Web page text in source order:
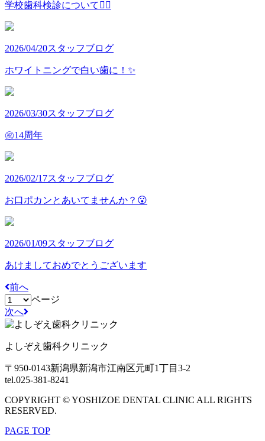
学校歯科検診について👩‍⚕️
2026/04/20スタッフブログ
ホワイトニングで白い歯に！✨
2026/03/30スタッフブログ
㊗️14周年
2026/02/17スタッフブログ
お口ポカンとあいてませんか？😮
2026/01/09スタッフブログ
あけましておめでとうございます
前へ
ページ
次へ
よしぞえ歯科クリニック
〒950-0143新潟県新潟市江南区元町1丁目3-2
tel.025-381-8241
COPYRIGHT © YOSHIZOE DENTAL CLINIC ALL RIGHTS
RESERVED.
PAGE TOP